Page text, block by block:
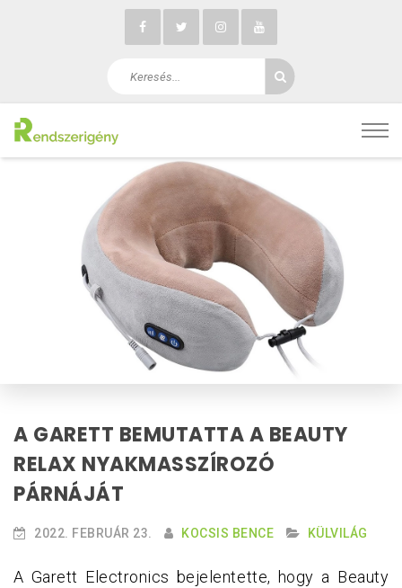
A GARETT BEMUTATTA A BEAUTY
RELAX NYAKMASSZÍROZÓ
PÁRNÁJÁT
2022. FEBRUÁR 23. KOCSIS BENCE KÜLVILÁG
A Garett Electronics bejelentette, hogy a Beauty